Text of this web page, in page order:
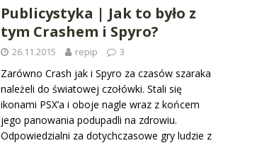
Publicystyka | Jak to było z
tym Crashem i Spyro?
26.11.2015 repip 3
Zarówno Crash jak i Spyro za czasów szaraka
należeli do światowej czołówki. Stali się
ikonami PSX’a i oboje nagle wraz z końcem
jego panowania podupadli na zdrowiu.
Odpowiedzialni za dotychczasowe gry ludzie z